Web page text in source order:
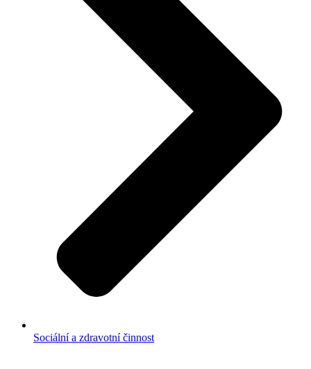
Sociální a zdravotní činnost